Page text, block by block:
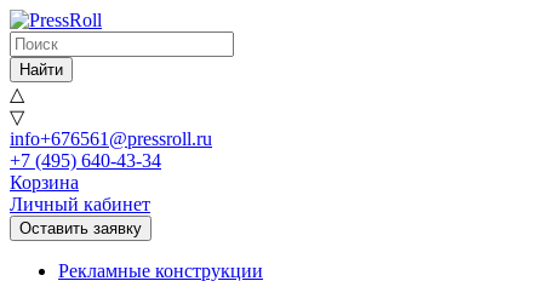
Найти
△
▽
info+676561@pressroll.ru
+7 (495) 640-43-34
Корзина
Личный кабинет
Оставить заявку
Рекламные конструкции